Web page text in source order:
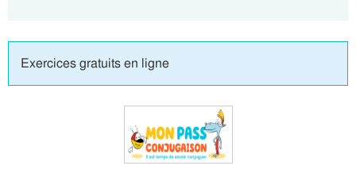
Exercices gratuits en ligne